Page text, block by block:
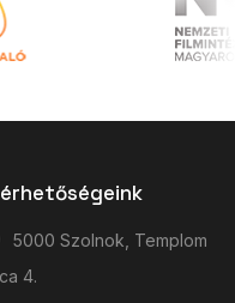
5000 Szolnok, Templom
4.